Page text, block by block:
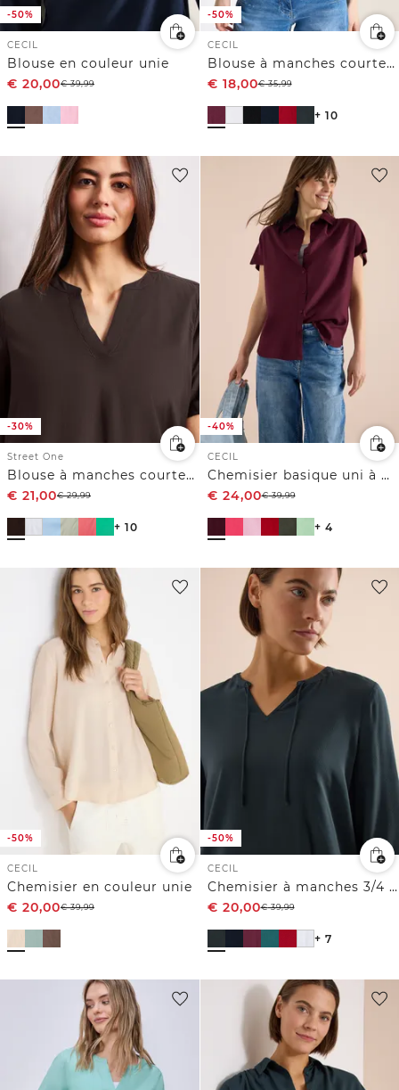
-50%
CECIL
Blouse en couleur unie
€ 20,00€39,99
-50%
CECIL
Blouse à manches courtes avec mélange de structures
€ 18,00€35,99
+ 10
-30%
Street One
Blouse à manches courtes avec turn-up
€ 21,00€29,99
+ 10
-40%
CECIL
Chemisier basique uni à manches courtes
€ 24,00€39,99
+ 4
-50%
CECIL
Chemisier en couleur unie
€ 20,00€39,99
-50%
CECIL
Chemisier à manches 3/4 avec col fendu
€ 20,00€39,99
+ 7